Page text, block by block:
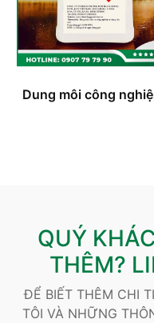
Dung môi công
QUÝ
THÊM?
ĐỂ BIẾT THÊM CHI
TÔI VÀ NHỮNG